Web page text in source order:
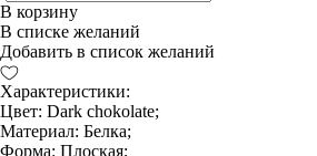
В корзину
В списке желаний
Добавить в список желаний
Характеристики:
Цвет: Dark chokolate;
Материал: Белка;
Форма: Плоская;